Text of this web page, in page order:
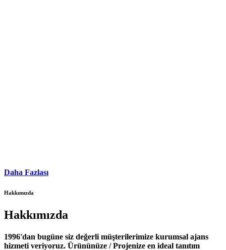
Daha Fazlası
Hakkımızda
Hakkımızda
1996'dan bugüne siz değerli müşterilerimize kurumsal ajans
hizmeti veriyoruz. Ürününüze / Projenize en ideal tanıtım